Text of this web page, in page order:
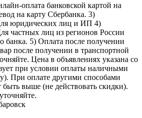
оплата банковской картой на
на карту Сбербанка. 3)
юридических лиц и ИП 4)
частных лиц из регионов России
банка. 5) Оплата после получении
после получении в транспортной
Цена в объявлениях указана со
при условии оплаты наличными
При оплате другими способами
выше (не действовать скидки).